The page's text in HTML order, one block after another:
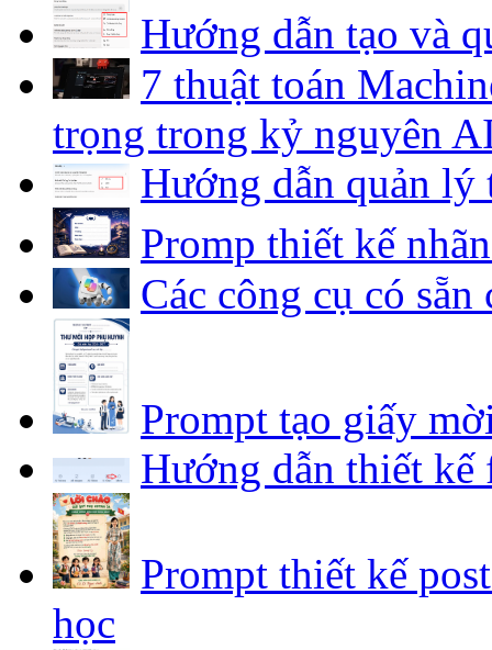
Hướng dẫn tạo và
7 thuật toán
trọng trong kỷ nguyên
Hướng dẫn quản lý
Promp thiết kế
Các công cụ có
Prompt tạo giấy
Hướng dẫn thiết
Prompt thiết kế
học